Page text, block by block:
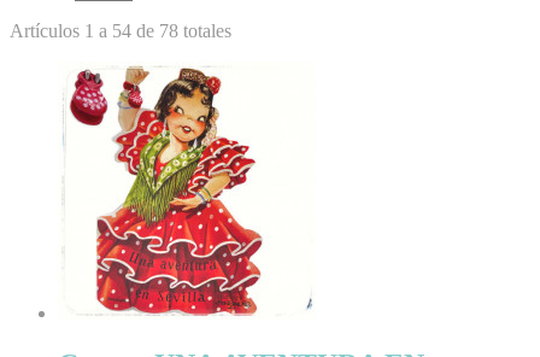
Artículos 1 a 54 de 78 totales